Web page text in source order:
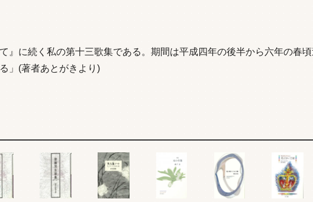
』に続く私の第十三歌集である。期間は平成四年の後半から六年の春頃
」(著者あとがきより)